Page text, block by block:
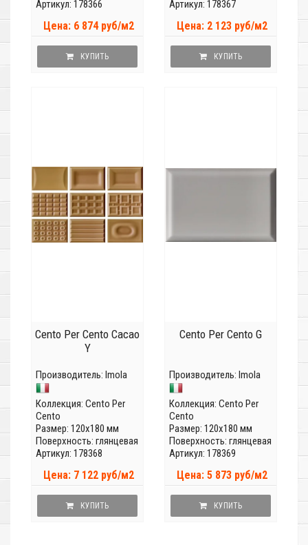
Артикул: 178366
Цена: 6 874 руб/м2
КУПИТЬ
Артикул: 178367
Цена: 2 123 руб/м2
КУПИТЬ
Cento Per Cento Cacao
Y
Производитель: Imola
Коллекция: Cento Per
Cento
Размер: 120x180 мм
Поверхность: глянцевая
Артикул: 178368
Цена: 7 122 руб/м2
КУПИТЬ
Cento Per Cento G
Производитель: Imola
Коллекция: Cento Per
Cento
Размер: 120x180 мм
Поверхность: глянцевая
Артикул: 178369
Цена: 5 873 руб/м2
КУПИТЬ